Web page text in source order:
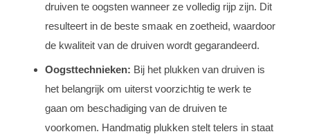
druiven te oogsten wanneer ze volledig rijp zijn. Dit
resulteert in de beste smaak en zoetheid, waardoor
de kwaliteit van de druiven wordt gegarandeerd.
Oogsttechnieken: Bij het plukken van druiven is
het belangrijk om uiterst voorzichtig te werk te
gaan om beschadiging van de druiven te
voorkomen. Handmatig plukken stelt telers in staat